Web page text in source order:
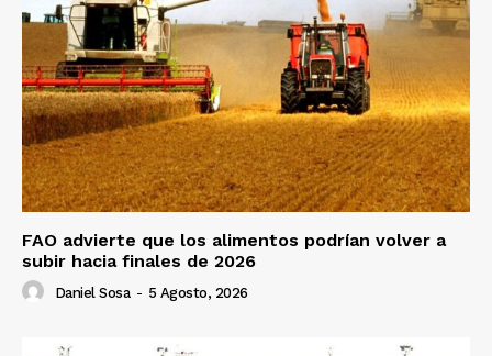
FAO advierte que los alimentos podrían volver a
subir hacia finales de 2026
Daniel Sosa - 5 Agosto, 2026